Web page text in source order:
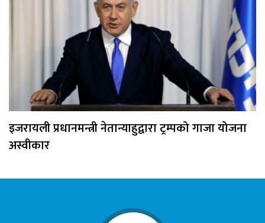
इजरायली प्रधानमन्त्री नेतान्याहुद्वारा ट्रम्पको गाजा योजना
अस्वीकार